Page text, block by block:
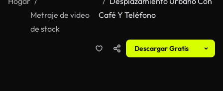
Metraje de video
de stock
Café Y Teléfono
Descargar Gratis